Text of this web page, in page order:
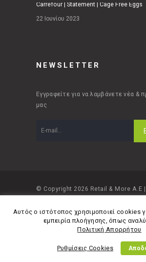
Carrefour | Statement | Cage Free Eggs
22 Ιουνίου 2023
NEWSLETTER
Εγγραφείτε για να λαμβάνετε νέα &
μας
© Copyright 2026 Retail & More A.E |
Πολιτική Απορρήτου Όροι
Αυτός ο ιστότοπος χρησιμοποιεί cookies
εμπειρία πλοήγησης, όπως
Πολιτική Απορρήτου
Ρυθμίσεις Cookies